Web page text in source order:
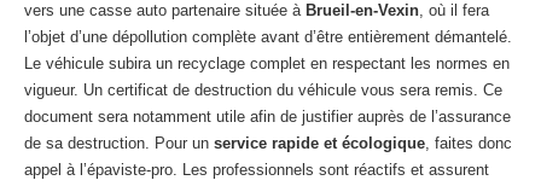
vers une casse auto partenaire située à Brueil-en-Vexin, où il fera
l’objet d’une dépollution complète avant d’être entièrement démantelé.
Le véhicule subira un recyclage complet en respectant les normes en
vigueur. Un certificat de destruction du véhicule vous sera remis. Ce
document sera notamment utile afin de justifier auprès de l’assurance
de sa destruction. Pour un service rapide et écologique, faites donc
appel à l’épaviste-pro. Les professionnels sont réactifs et assurent